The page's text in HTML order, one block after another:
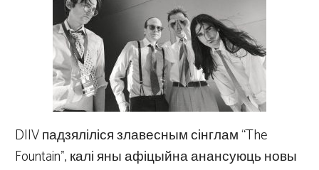
DIIV падзяліліся злавесным сінглам “The
Fountain”, калі яны афіцыйна анансуюць новы